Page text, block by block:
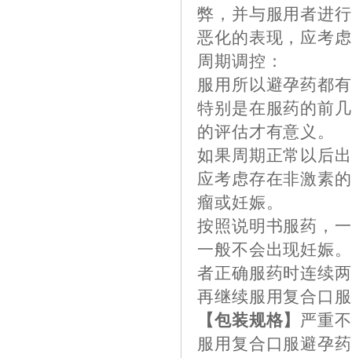
弊，并与服用者进
恶化的表现，应考
周期调控：
服用所以避孕药都
特别是在服药的前
的评估才有意义。
如果周期正常以后
应考虑存在非激素
瘤或妊娠。
按照说明书服药，
一般不会出现妊娠
者正确服药时连续
再继续服用复合口
【包装规格】 严重
服用复合口服避孕